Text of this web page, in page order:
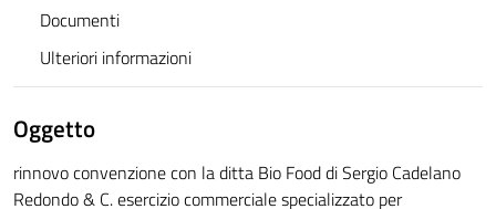
Documenti
Ulteriori informazioni
Oggetto
rinnovo convenzione con la ditta Bio Food di Sergio Cadelano
Redondo & C. esercizio commerciale specializzato per